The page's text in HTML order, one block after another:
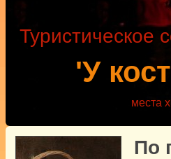
'У
Туристическое
места
По